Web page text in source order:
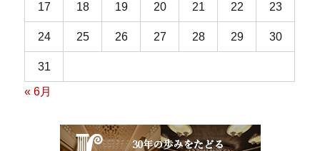
17 18 19 20 21 22 23
24 25 26 27 28 29 30
31
« 6月